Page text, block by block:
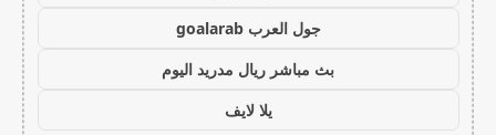
جول العرب goalarab
بث مباشر ريال مدريد اليوم
يلا لايف